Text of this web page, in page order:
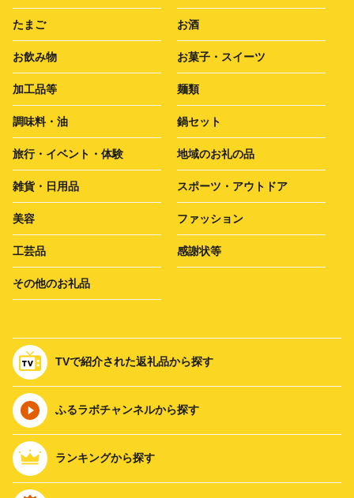
たまご お酒
お飲み物 お菓子・スイーツ
加工品等 麺類
調味料・油 鍋セット
旅行・イベント・体験 地域のお礼の品
雑貨・日用品 スポーツ・アウトドア
美容 ファッション
工芸品 感謝状等
その他のお礼品
TVで紹介された返礼品から探す
ふるラボチャンネルから探す
ランキングから探す